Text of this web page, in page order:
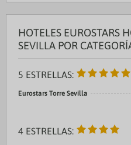
HOTELES EUROSTARS
SEVILLA POR
5 ESTRELLAS:
Eurostars Torre Sevilla
4 ESTRELLAS: